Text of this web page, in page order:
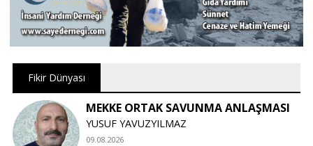
Fikir Dünyası
MEKKE ORTAK SAVUNMA ANLAŞMASI
YUSUF YAVUZYILMAZ
09.08.2026